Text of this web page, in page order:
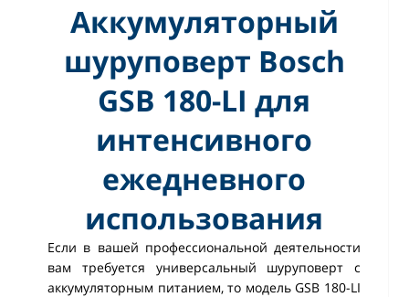
Аккумуляторный
шуруповерт Bosch
GSB 180-LI для
интенсивного
ежедневного
использования
Если в вашей профессиональной деятельности
вам требуется универсальный шуруповерт с
аккумуляторным питанием, то модель GSB 180-LI